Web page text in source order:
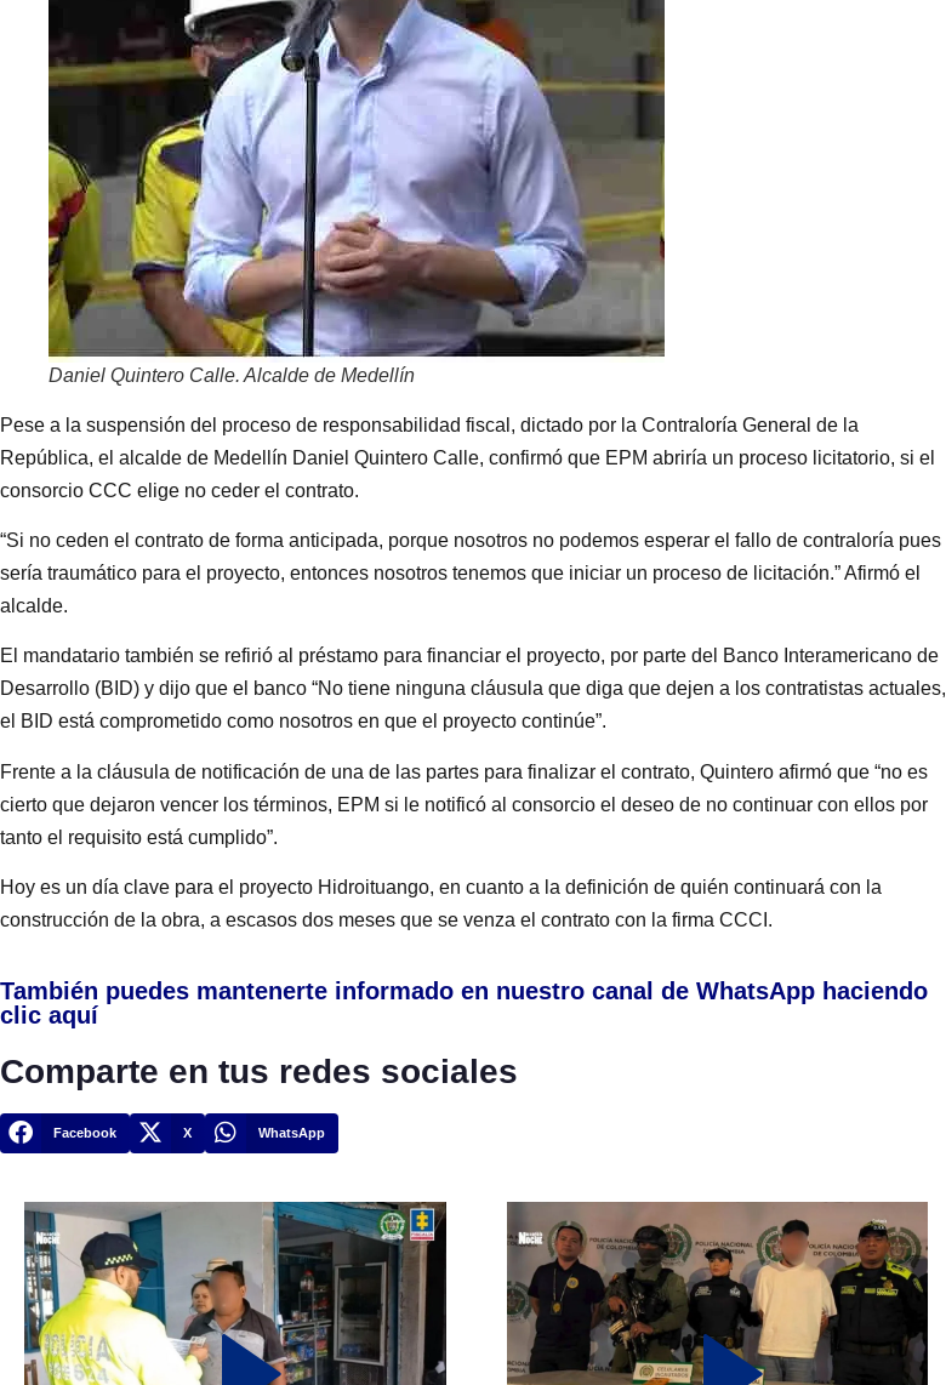
Daniel Quintero Calle. Alcalde de Medellín
Pese a la suspensión del proceso de responsabilidad fiscal, dictado por la Contraloría General de la
República, el alcalde de Medellín Daniel Quintero Calle, confirmó que EPM abriría un proceso licitatorio, si el
consorcio CCC elige no ceder el contrato.
“Si no ceden el contrato de forma anticipada, porque nosotros no podemos esperar el fallo de contraloría pues
sería traumático para el proyecto, entonces nosotros tenemos que iniciar un proceso de licitación.” Afirmó el
alcalde.
El mandatario también se refirió al préstamo para financiar el proyecto, por parte del Banco Interamericano de
Desarrollo (BID) y dijo que el banco “No tiene ninguna cláusula que diga que dejen a los contratistas actuales,
el BID está comprometido como nosotros en que el proyecto continúe”.
Frente a la cláusula de notificación de una de las partes para finalizar el contrato, Quintero afirmó que “no es
cierto que dejaron vencer los términos, EPM si le notificó al consorcio el deseo de no continuar con ellos por
tanto el requisito está cumplido”.
Hoy es un día clave para el proyecto Hidroituango, en cuanto a la definición de quién continuará con la
construcción de la obra, a escasos dos meses que se venza el contrato con la firma CCCI.
También puedes mantenerte informado en nuestro canal de WhatsApp haciendo
clic aquí
Comparte en tus redes sociales
Facebook X WhatsApp